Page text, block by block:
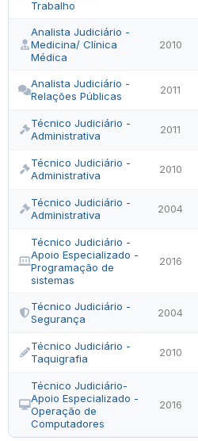
Trabalho
Analista Judiciário -
Medicina/ Clínica
Médica
2010
Analista Judiciário -
Relações Públicas
2011
Técnico Judiciário -
Administrativa
2011
Técnico Judiciário -
Administrativa
2010
Técnico Judiciário -
Administrativa
2004
Técnico Judiciário -
Apoio Especializado -
Programação de
sistemas
2016
Técnico Judiciário -
Segurança
2004
Técnico Judiciário -
Taquigrafia
2010
Técnico Judiciário-
Apoio Especializado -
Operação de
Computadores
2016